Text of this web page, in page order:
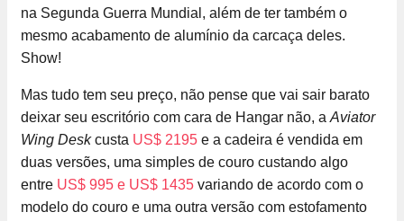
na Segunda Guerra Mundial, além de ter também o
mesmo acabamento de alumínio da carcaça deles.
Show!
Mas tudo tem seu preço, não pense que vai sair barato
deixar seu escritório com cara de Hangar não, a Aviator
Wing Deskcusta US$ 2195 e a cadeira é vendida em
duas versões, uma simples de couro custando algo
entre US$ 995 e US$ 1435 variando de acordo com o
modelo do couro e uma outra versão com estofamento